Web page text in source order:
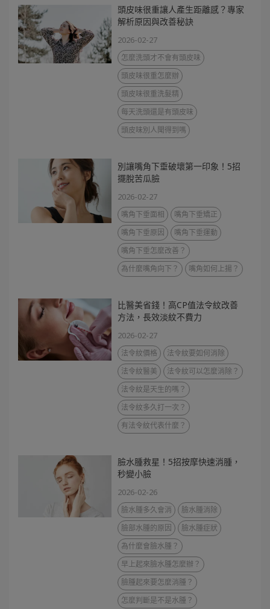
頭皮味很重讓人產生距離感？專家
解析原因與改善秘訣
2026-02-27
怎麼洗頭才不會有頭皮味
頭皮味很重怎麼辦
頭皮味很重洗髮精
每天洗頭還是有頭皮味
頭皮味別人聞得到嗎
別讓嘴角下垂破壞第一印象！5招
擺脫苦瓜臉
2026-02-27
嘴角下垂面相
嘴角下垂矯正
嘴角下垂原因
嘴角下垂運動
嘴角下垂怎麼改善？
為什麼嘴角向下？
嘴角如何上揚？
比醫美省錢！高CP值法令紋改善
方法，長效淡紋不費力
2026-02-27
法令紋價格
法令紋要如何消除
法令紋醫美
法令紋可以怎麼消除？
法令紋是天生的嗎？
法令紋多久打一次？
有法令紋代表什麼？
臉水腫救星！5招按摩快速消腫，
秒變小臉
2026-02-26
臉水腫多久會消
臉水腫消除
臉部水腫的原因
臉水腫症狀
為什麼會臉水腫？
早上起來臉水腫怎麼辦？
臉腫起來要怎麼消腫？
怎麼判斷是不是水腫？